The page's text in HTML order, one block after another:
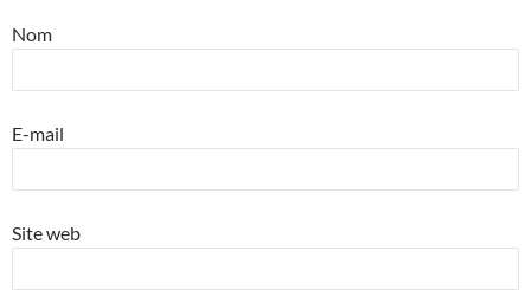
Nom
E-mail
Site web